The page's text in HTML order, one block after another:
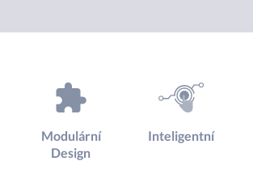
Modulární
Design
Inteligentní